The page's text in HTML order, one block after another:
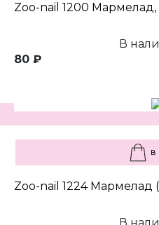
Zoo-nail 1200 Мармелад,
В
80 ₽
В
Zoo-nail 1224 Мармелад